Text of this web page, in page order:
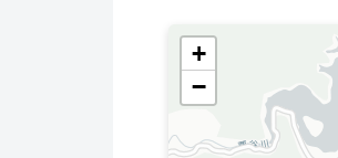
+
−